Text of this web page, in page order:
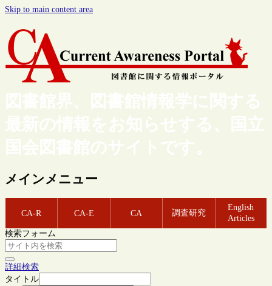
Skip to main content area
図書館界、図書館情報学に関する
最新の情報をお知らせする、国立
国会図書館のサイトです。
メインメニュー
CA-R CA-E CA 調査研究
English
Articles
検索フォーム
詳細検索
タイトル